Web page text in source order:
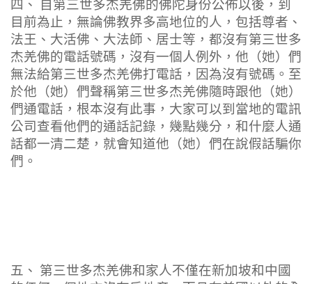
四、 自第三世多杰羌佛的佛陀身份公佈以後，到
目前為止，無論佛教界多高地位的人，包括尊者、
法王、大活佛、大法師、居士等，都沒有第三世多
杰羌佛的電話號碼，沒有一個人例外，他（她）們
無法給第三世多杰羌佛打電話，因為沒有號碼。至
於他（她）們聲稱第三世多杰羌佛隨時跟他（她）
們通電話，根本沒有此事，大家可以到當地的電訊
公司查看他們的通話記錄，幾點幾分，和什麼人通
話都一清二楚，就會知道他（她）們在說假話騙你
們。
五、 第三世多杰羌佛和家人不僅在新加坡和中國